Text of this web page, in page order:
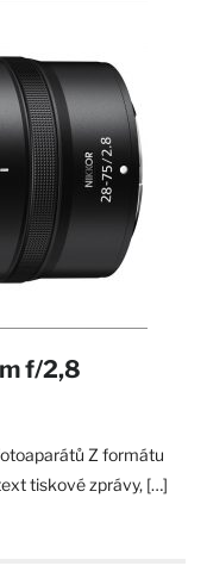
f/2,8
Z formátu
tiskové zprávy, […]